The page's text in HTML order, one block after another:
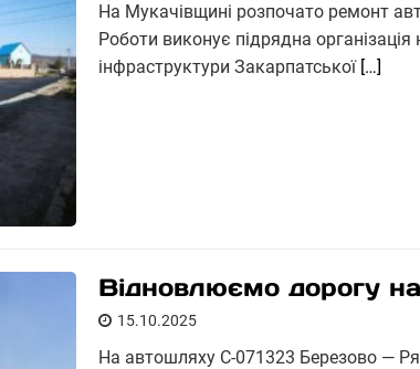
На Мукачівщині розпочато ремонт
Роботи виконує підрядна
інфраструктури Закарпатської […]
Відновлюємо дорогу
15.10.2025
На автошляху С-071323 Березово —